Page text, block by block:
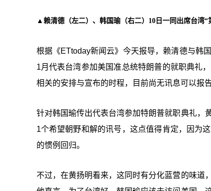
▲赖清德（左二）、韩国瑜（右二）10日一同出席台湾
根据《ETtoday新闻云》今天报导，赖清德与韩
1月代表台湾参加美国准总统特朗普的就职典礼
相关的安排与宣布的时程，目前尚无讯息可以报告
针对韩国瑜传出代表台湾参加特朗普就职典礼，
1个希望朝野和解的讯号，这点值得肯定，因为
的惯例回归。
不过，在黄扬明看来，这同时有分化蓝营的味道